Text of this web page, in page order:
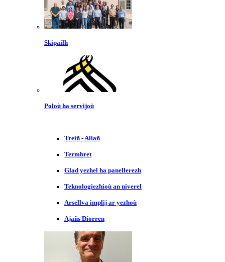
Skipailh
Poloù ha servijoù
Treiñ - Aliañ
Termbret
Glad yezhel ha panellerezh
Teknologiezhioù an niverel
Arsellva implij ar yezhoù
Ajañs Diorren